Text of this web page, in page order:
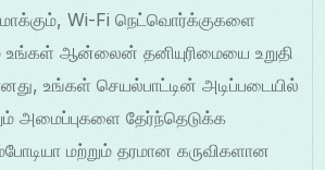
Wi-Fi நெட்வொர்க்குகளை
உங்கள் ஆன்லைன் தனியுரிமையை உறுதி
உங்கள் செயல்பாட்டின் அடிப்படையில்
அமைப்புகளை தேர்ந்தெடுக்க
மற்றும் தரமான கருவிகளான